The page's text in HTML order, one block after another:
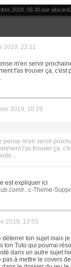
2018, 06:30 par
2019, 22:11
m'en servir
t'as trouver ça, c'est
2019, 10:29
pense m'en servir
t'as trouver ça,
est expliquer ici
r...c-Theme-
2019, 13:55
déterrer ton sujet mais
ton Tuto qui pourrai
dans un autre sujet
pas à mettre le covers